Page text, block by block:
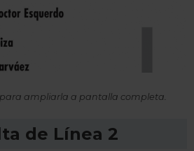
ampliarla a pantalla completa.
de Línea 2